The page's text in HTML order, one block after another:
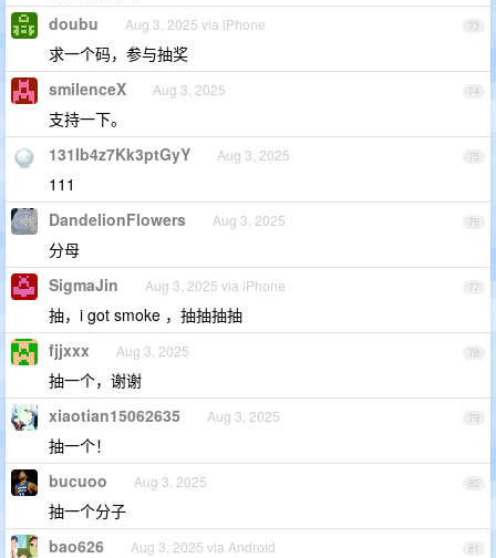
73
doubu Aug 3, 2025 via iPhone
求一个码，参与抽奖
74
smilenceX Aug 3, 2025
支持一下。
75
131Ib4z7Kk3ptGyY Aug 3, 2025
111
76
DandelionFlowers Aug 3, 2025
分母
77
SigmaJin Aug 3, 2025 via iPhone
抽，i got smoke ，抽抽抽抽
78
fjjxxx Aug 3, 2025
抽一个，谢谢
79
xiaotian15062635 Aug 3, 2025
抽一个！
80
bucuoo Aug 3, 2025
抽一个分子
81
bao626 Aug 3, 2025 via Android